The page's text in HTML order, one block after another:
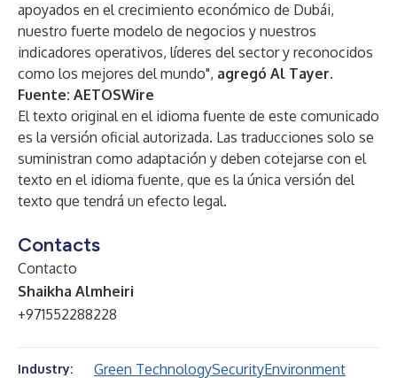
apoyados en el crecimiento económico de Dubái,
nuestro fuerte modelo de negocios y nuestros
indicadores operativos, líderes del sector y reconocidos
como los mejores del mundo", agregó Al Tayer.
Fuente: AETOSWire
El texto original en el idioma fuente de este comunicado
es la versión oficial autorizada. Las traducciones solo se
suministran como adaptación y deben cotejarse con el
texto en el idioma fuente, que es la única versión del
texto que tendrá un efecto legal.
Contacts
Contacto
Shaikha Almheiri
+971552288228
Industry: Green TechnologySecurityEnvironment